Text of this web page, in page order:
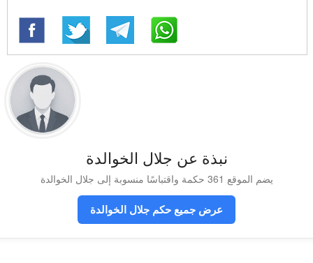
نبذة عن جلال الخوالدة
يضم الموقع 361 حكمة واقتباسًا منسوبة إلى جلال الخوالدة
عرض جميع حكم جلال الخوالدة